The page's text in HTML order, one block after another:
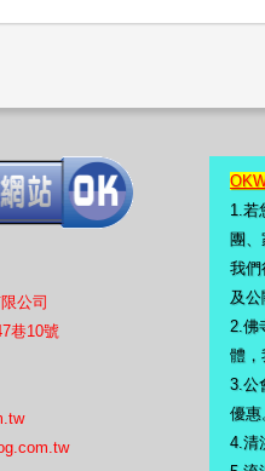
公司
巷10號
1.若
團、
我們
及公
2.佛
體，
3.公
優惠
4.清